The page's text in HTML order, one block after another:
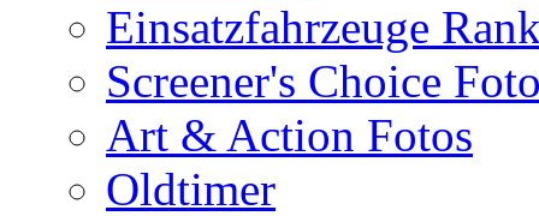
Einsatzfahrzeuge
Screener's Choice
Art & Action Fotos
Oldtimer